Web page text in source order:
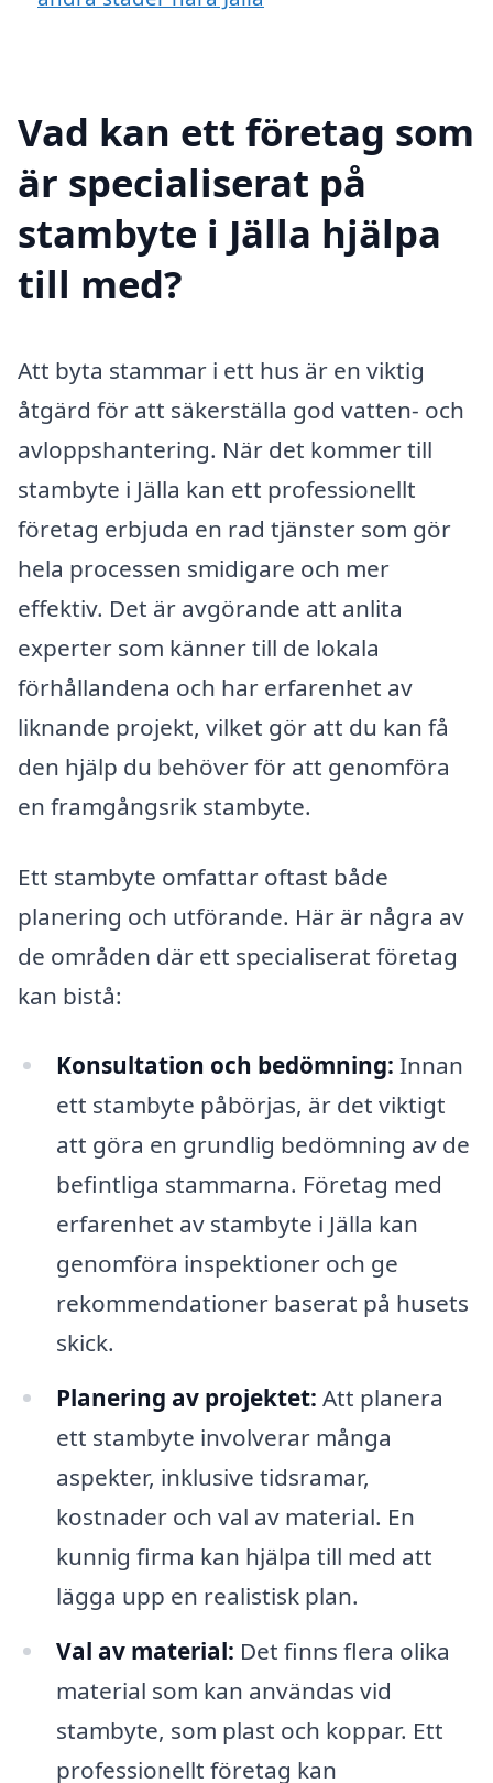
Vad kan ett företag som
är specialiserat på
stambyte i Jälla hjälpa
till med?
Att byta stammar i ett hus är en viktig
åtgärd för att säkerställa god vatten- och
avloppshantering. När det kommer till
stambyte i Jälla kan ett professionellt
företag erbjuda en rad tjänster som gör
hela processen smidigare och mer
effektiv. Det är avgörande att anlita
experter som känner till de lokala
förhållandena och har erfarenhet av
liknande projekt, vilket gör att du kan få
den hjälp du behöver för att genomföra
en framgångsrik stambyte.
Ett stambyte omfattar oftast både
planering och utförande. Här är några av
de områden där ett specialiserat företag
kan bistå:
Konsultation och bedömning: Innan
ett stambyte påbörjas, är det viktigt
att göra en grundlig bedömning av de
befintliga stammarna. Företag med
erfarenhet av stambyte i Jälla kan
genomföra inspektioner och ge
rekommendationer baserat på husets
skick.
Planering av projektet: Att planera
ett stambyte involverar många
aspekter, inklusive tidsramar,
kostnader och val av material. En
kunnig firma kan hjälpa till med att
lägga upp en realistisk plan.
Val av material: Det finns flera olika
material som kan användas vid
stambyte, som plast och koppar. Ett
professionellt företag kan